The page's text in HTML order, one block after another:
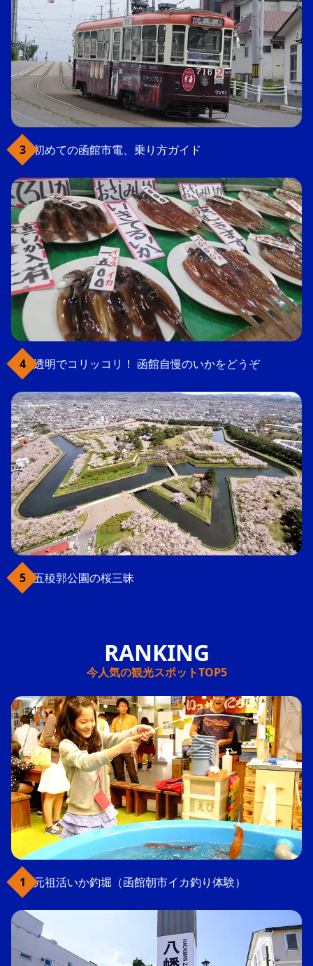
初めての函館市電、乗り方ガイド
透明でコリッコリ！ 函館自慢のいかをどうぞ
五稜郭公園の桜三昧
今人気の観光スポットTOP5
元祖活いか釣堀（函館朝市イカ釣り体験）